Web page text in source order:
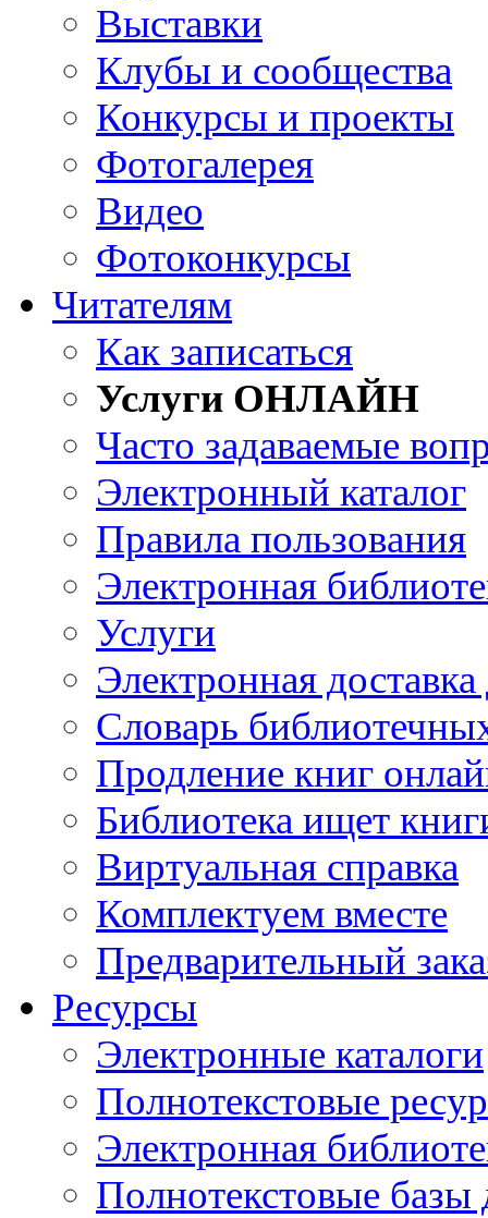
Выставки
Клубы и сообщества
Конкурсы и проекты
Фотогалерея
Видео
Фотоконкурсы
Читателям
Как записаться
Услуги ОНЛАЙН
Часто задаваемые
Электронный каталог
Правила пользования
Электронная
Услуги
Электронная
Словарь
Продление книг
Библиотека ищет
Виртуальная справка
Комплектуем вместе
Предварительный
Ресурсы
Электронные каталоги
Полнотекстовые
Электронная
Полнотекстовые